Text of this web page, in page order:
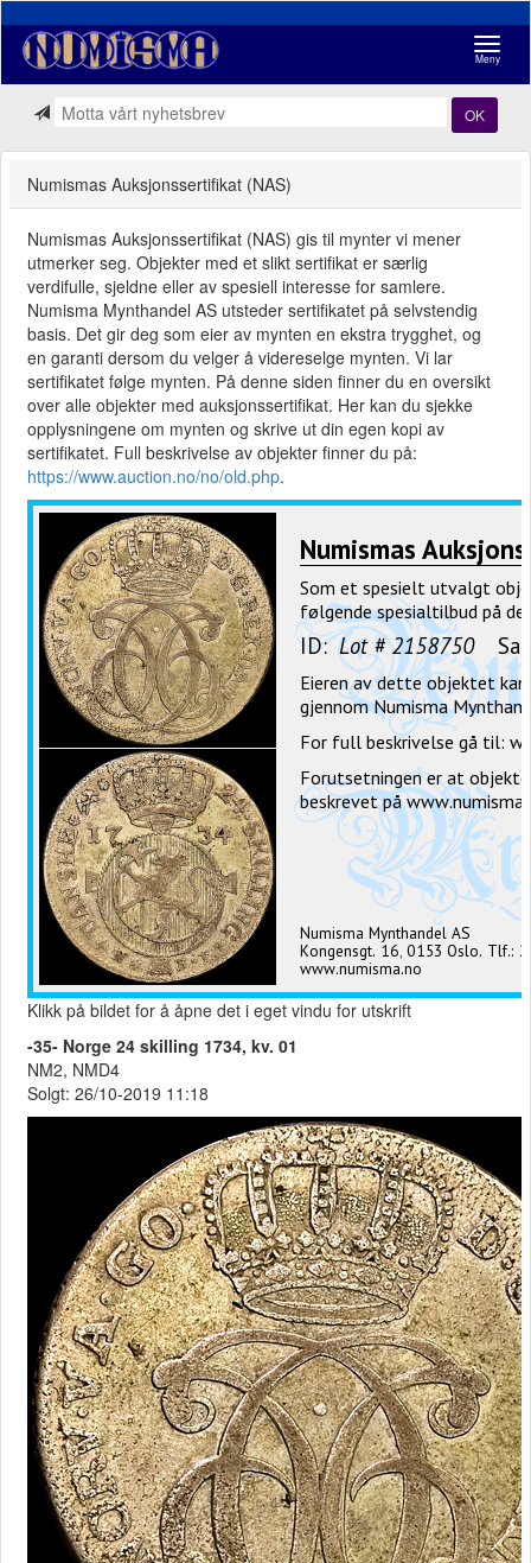
Meny
OK
Numismas Auksjonssertifikat (NAS)
Numismas Auksjonssertifikat (NAS) gis til mynter vi mener
utmerker seg. Objekter med et slikt sertifikat er særlig
verdifulle, sjeldne eller av spesiell interesse for samlere.
Numisma Mynthandel AS utsteder sertifikatet på selvstendig
basis. Det gir deg som eier av mynten en ekstra trygghet, og
en garanti dersom du velger å videreselge mynten. Vi lar
sertifikatet følge mynten. På denne siden finner du en oversikt
over alle objekter med auksjonssertifikat. Her kan du sjekke
opplysningene om mynten og skrive ut din egen kopi av
sertifikatet. Full beskrivelse av objekter finner du på:
https://www.auction.no/no/old.php.
Klikk på bildet for å åpne det i eget vindu for utskrift
-35- Norge 24 skilling 1734, kv. 01
NM2, NMD4
Solgt: 26/10-2019 11:18